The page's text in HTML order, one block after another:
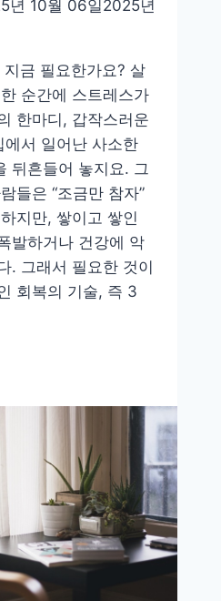
년 10월 06일2025년
금 필요한가요? 살
순간에 스트레스가
한마디, 갑작스러운
서 일어난 사소한
뒤흔들어 놓지요. 그
들은 “조금만 참자”
지만, 쌓이고 쌓인
발하거나 건강에 악
. 그래서 필요한 것이
회복의 기술, 즉 3